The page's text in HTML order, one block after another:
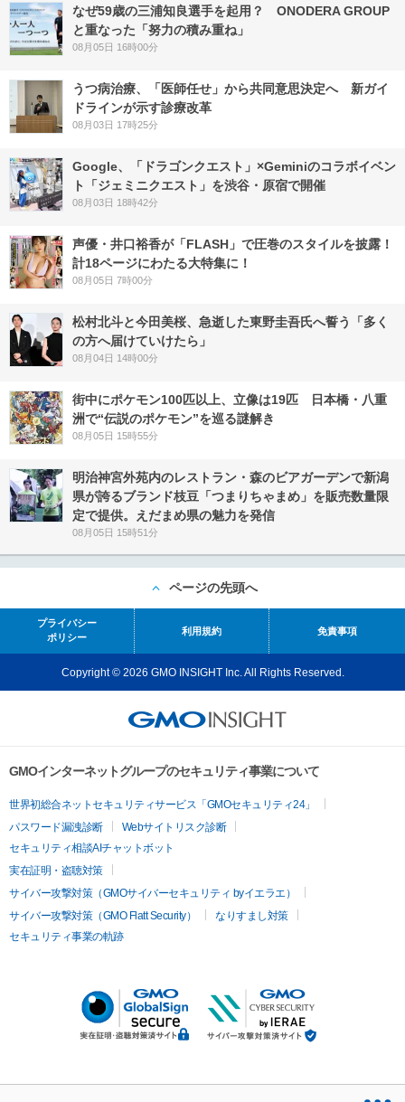
なぜ59歳の三浦知良選手を起用？ ONODERA GROUP
と重なった「努力の積み重ね」
08月05日 16時00分
うつ病治療、「医師任せ」から共同意思決定へ 新ガイ
ドラインが示す診療改革
08月03日 17時25分
Google、「ドラゴンクエスト」×Geminiのコラボイベン
ト「ジェミニクエスト」を渋谷・原宿で開催
08月03日 18時42分
声優・井口裕香が「FLASH」で圧巻のスタイルを披露！
計18ページにわたる大特集に！
08月05日 7時00分
松村北斗と今田美桜、急逝した東野圭吾氏へ誓う「多く
の方へ届けていけたら」
08月04日 14時00分
街中にポケモン100匹以上、立像は19匹 日本橋・八重
洲で“伝説のポケモン”を巡る謎解き
08月05日 15時55分
明治神宮外苑内のレストラン・森のビアガーデンで新潟
県が誇るブランド枝豆「つまりちゃまめ」を販売数量限
定で提供。えだまめ県の魅力を発信
08月05日 15時51分
ページの先頭へ
プライバシー
ポリシー
利用規約 免責事項
Copyright © 2026 GMO INSIGHT Inc. All Rights Reserved.
GMOインターネットグループのセキュリティ事業について
世界初総合ネットセキュリティサービス「GMOセキュリティ24」
パスワード漏洩診断
Webサイトリスク診断
セキュリティ相談AIチャットボット
実在証明・盗聴対策
サイバー攻撃対策（GMOサイバーセキュリティ byイエラエ）
サイバー攻撃対策（GMO Flatt Security）
なりすまし対策
セキュリティ事業の軌跡